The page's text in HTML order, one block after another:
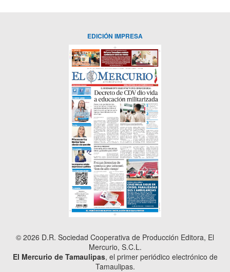
EDICIÓN IMPRESA
© 2026 D.R. Sociedad Cooperativa de Producción Editora, El
Mercurio, S.C.L.
El Mercurio de Tamaulipas, el primer periódico electrónico de
Tamaulipas.